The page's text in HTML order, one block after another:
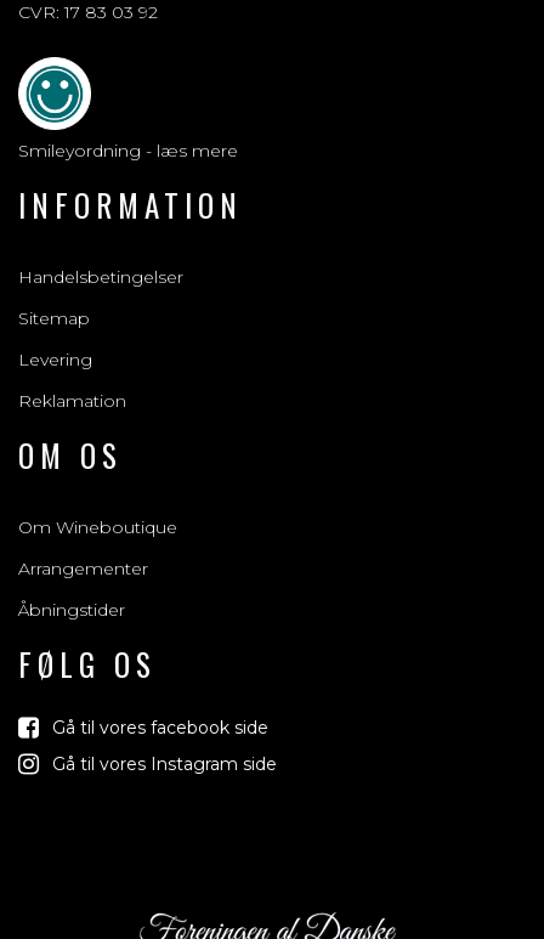
CVR: 17 83 03 92
Smileyordning - læs mere
INFORMATION
Handelsbetingelser
Sitemap
Levering
Reklamation
OM OS
Om Wineboutique
Arrangementer
Åbningstider
FØLG OS
Gå til vores facebook side
Gå til vores Instagram side